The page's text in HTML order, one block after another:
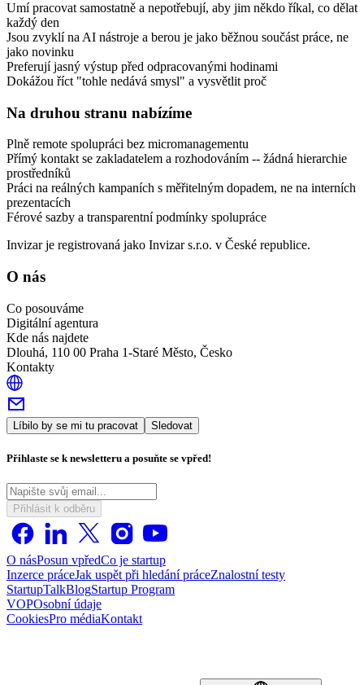
Umí pracovat samostatně a nepotřebují, aby jim někdo říkal, co dělat
každý den
Jsou zvyklí na AI nástroje a berou je jako běžnou součást práce, ne
jako novinku
Preferují jasný výstup před odpracovanými hodinami
Dokážou říct "tohle nedává smysl" a vysvětlit proč
Na druhou stranu nabízíme
Plně remote spolupráci bez micromanagementu
Přímý kontakt se zakladatelem a rozhodováním -- žádná hierarchie
prostředníků
Práci na reálných kampaních s měřitelným dopadem, ne na interních
prezentacích
Férové sazby a transparentní podmínky spolupráce
Invizar je registrovaná jako Invizar s.r.o. v České republice.
O nás
Co posouváme
Digitální agentura
Kde nás najdete
Dlouhá, 110 00 Praha 1-Staré Město, Česko
Kontakty
Líbilo by se mi tu pracovat Sledovat
Přihlaste se k newsletteru a posuňte se vpřed!
Přihlásit k odběru
O násPosun vpředCo je startup
Inzerce práceJak uspět při hledání práceZnalostní testy
StartupTalkBlogStartup Program
VOPOsobní údaje
CookiesPro médiaKontakt